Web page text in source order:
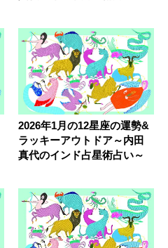
2026年1月の12星座の運勢&
ラッキーアウトドア～内田
真代のインド占星術占い～